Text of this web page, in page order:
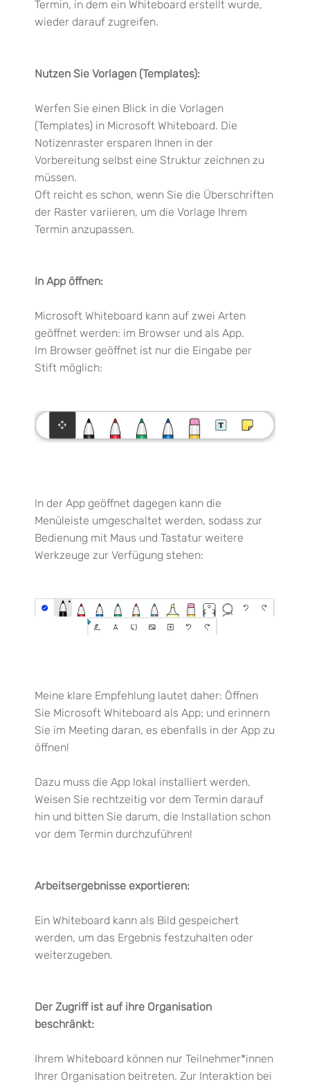
Termin, in dem ein Whiteboard erstellt wurde,
wieder darauf zugreifen.
Nutzen Sie Vorlagen (Templates):
Werfen Sie einen Blick in die Vorlagen
(Templates) in Microsoft Whiteboard. Die
Notizenraster ersparen Ihnen in der
Vorbereitung selbst eine Struktur zeichnen zu
müssen.
Oft reicht es schon, wenn Sie die Überschriften
der Raster variieren, um die Vorlage Ihrem
Termin anzupassen.
In App öffnen:
Microsoft Whiteboard kann auf zwei Arten
geöffnet werden: im Browser und als App.
Im Browser geöffnet ist nur die Eingabe per
Stift möglich:
In der App geöffnet dagegen kann die
Menüleiste umgeschaltet werden, sodass zur
Bedienung mit Maus und Tastatur weitere
Werkzeuge zur Verfügung stehen:
Meine klare Empfehlung lautet daher: Öffnen
Sie Microsoft Whiteboard als App; und erinnern
Sie im Meeting daran, es ebenfalls in der App zu
öffnen!
Dazu muss die App lokal installiert werden.
Weisen Sie rechtzeitig vor dem Termin darauf
hin und bitten Sie darum, die Installation schon
vor dem Termin durchzuführen!
Arbeitsergebnisse exportieren:
Ein Whiteboard kann als Bild gespeichert
werden, um das Ergebnis festzuhalten oder
weiterzugeben.
Der Zugriff ist auf ihre Organisation
beschränkt:
Ihrem Whiteboard können nur Teilnehmer*innen
Ihrer Organisation beitreten. Zur Interaktion bei